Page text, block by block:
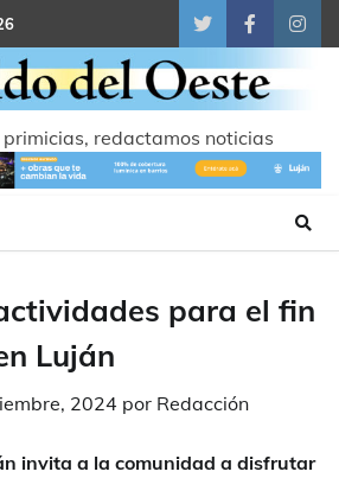
TwitterFacebook
redactamos noticias
para el fin
Luján
2024 por Redacción
invita a la comunidad a disfrutar